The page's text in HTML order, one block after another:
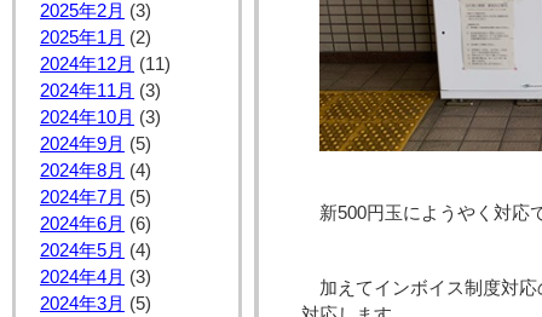
2025年2月 (3)
2025年1月 (2)
2024年12月 (11)
2024年11月 (3)
2024年10月 (3)
2024年9月 (5)
2024年8月 (4)
2024年7月 (5)
2024年6月 (6)
2024年5月 (4)
2024年4月 (3)
2024年3月 (5)
新500円玉にようやく対応
加えてインボイス制度対